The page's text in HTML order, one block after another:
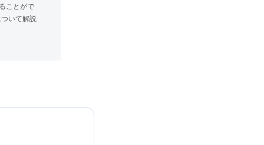
ことがで
いて解説